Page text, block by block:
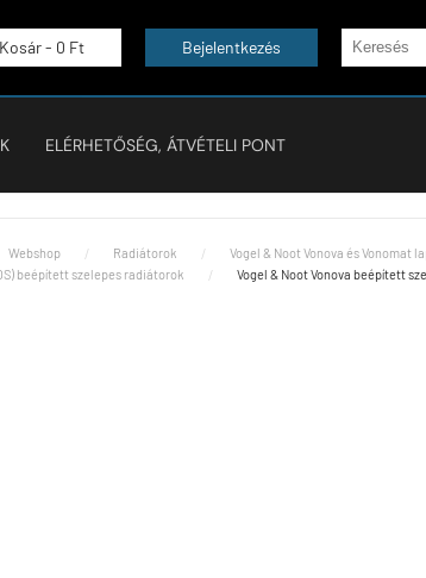
Kosár - 0 Ft Bejelentkezés
ELÉRHETŐSÉG, ÁTVÉTELI PONT
Webshop Radiátorok Vogel & Noot Vonova és Vonomat
beépített szelepes radiátorok
Vogel & Noot Vonova beépített